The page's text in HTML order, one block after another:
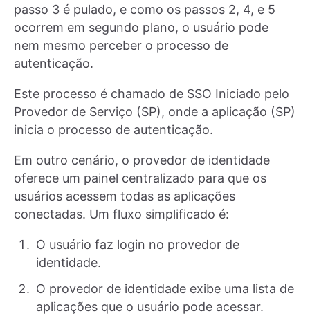
passo 3 é pulado, e como os passos 2, 4, e 5
ocorrem em segundo plano, o usuário pode
nem mesmo perceber o processo de
autenticação.
Este processo é chamado de SSO Iniciado pelo
Provedor de Serviço (SP), onde a aplicação (SP)
inicia o processo de autenticação.
Em outro cenário, o provedor de identidade
oferece um painel centralizado para que os
usuários acessem todas as aplicações
conectadas. Um fluxo simplificado é:
O usuário faz login no provedor de
identidade.
O provedor de identidade exibe uma lista de
aplicações que o usuário pode acessar.